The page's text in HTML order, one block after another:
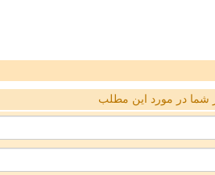
شما در مورد این مطلب